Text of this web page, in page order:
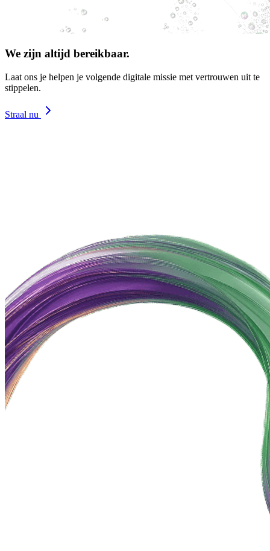
We zijn altijd bereikbaar.
Laat ons je helpen je volgende digitale missie met vertrouwen uit te
stippelen.
Straal nu